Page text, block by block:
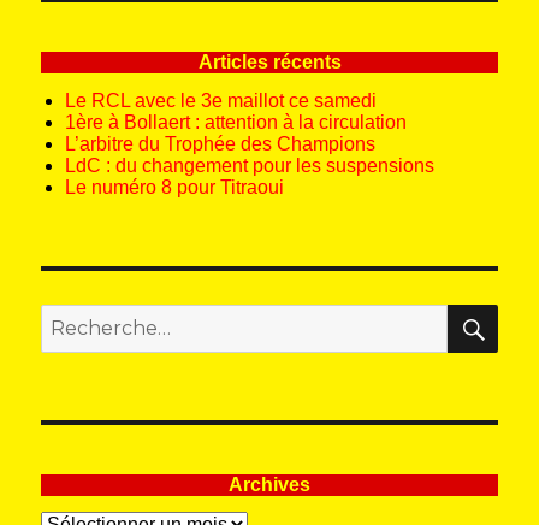
Articles récents
Le RCL avec le 3e maillot ce samedi
1ère à Bollaert : attention à la circulation
L’arbitre du Trophée des Champions
LdC : du changement pour les suspensions
Le numéro 8 pour Titraoui
pour
:
Archives
Archives